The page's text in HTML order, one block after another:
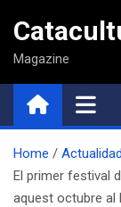
contenido
Magazine
Home
Actualidad
El primer festival
aquest octubre al